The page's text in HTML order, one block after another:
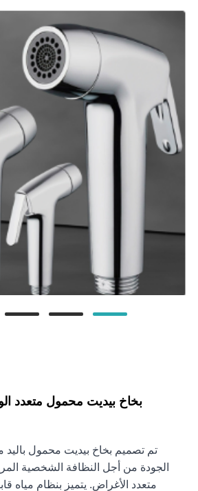
الجودة من أجل النظافة الشخصية
متعدد الأغراض. يتميز بنظام مياه